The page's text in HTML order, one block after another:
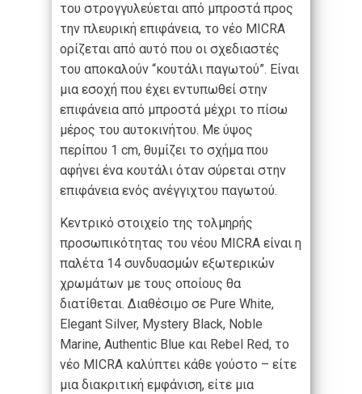
του στρογγυλεύεται από μπροστά προς
την πλευρική επιφάνεια, το νέο MICRA
ορίζεται από αυτό που οι σχεδιαστές
του αποκαλούν “κουτάλι παγωτού”. Είναι
μια εσοχή που έχει εντυπωθεί στην
επιφάνεια από μπροστά μέχρι το πίσω
μέρος του αυτοκινήτου. Με ύψος
περίπου 1 cm, θυμίζει το σχήμα που
αφήνει ένα κουτάλι όταν σύρεται στην
επιφάνεια ενός ανέγγιχτου παγωτού.
Κεντρικό στοιχείο της τολμηρής
προσωπικότητας του νέου MICRA είναι η
παλέτα 14 συνδυασμών εξωτερικών
χρωμάτων με τους οποίους θα
διατίθεται. Διαθέσιμο σε Pure White,
Elegant Silver, Mystery Black, Noble
Marine, Authentic Blue και Rebel Red, το
νέο MICRA καλύπτει κάθε γούστο – είτε
μια διακριτική εμφάνιση, είτε μια